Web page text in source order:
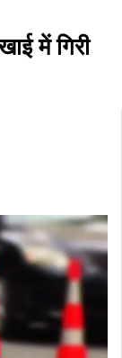
में गिरी